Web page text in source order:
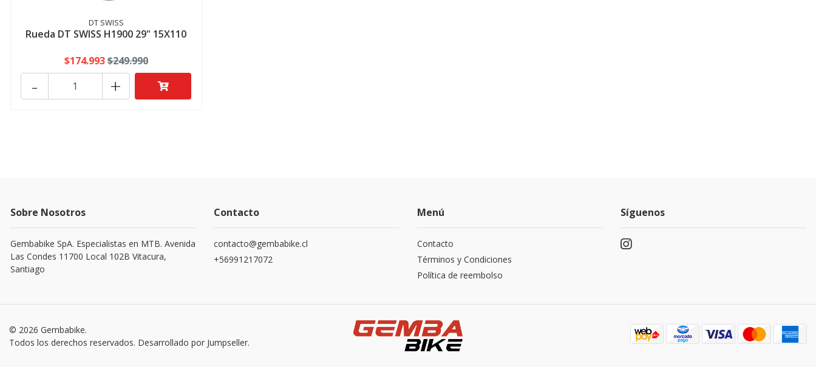
DT SWISS
Rueda DT SWISS H1900 29" 15X110
$174.993$249.990
+
-
Sobre Nosotros
Gembabike SpA. Especialistas en MTB. Avenida
Las Condes 11700 Local 102B Vitacura,
Santiago
Contacto
contacto@gembabike.cl
+56991217072
Menú
Contacto
Términos y Condiciones
Política de reembolso
Síguenos
© 2026 Gembabike.
Todos los derechos reservados. Desarrollado por Jumpseller.